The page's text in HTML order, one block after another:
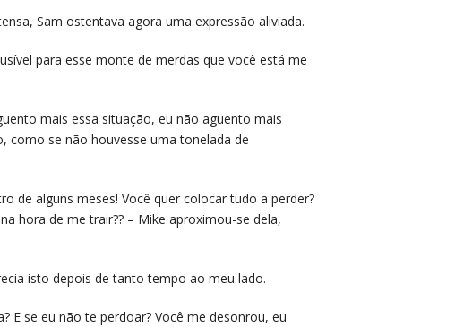
Sam ostentava agora uma expressão aliviada.
para esse monte de merdas que você está me
mais essa situação, eu não aguento mais
como se não houvesse uma tonelada de
de alguns meses! Você quer colocar tudo a perder?
hora de me trair?? – Mike aproximou-se dela,
isto depois de tanto tempo ao meu lado.
E se eu não te perdoar? Você me desonrou, eu